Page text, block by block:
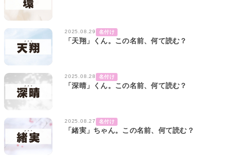
2025.08.29 名付け
「天翔」くん。この名前、何て読む？
2025.08.28 名付け
「深晴」くん。この名前、何て読む？
2025.08.27 名付け
「緒実」ちゃん。この名前、何て読む？